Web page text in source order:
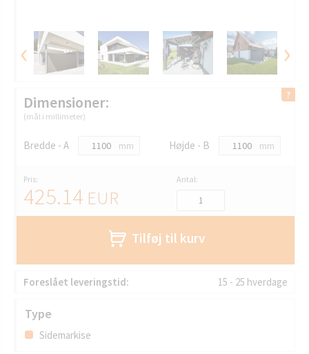
‹ ›
Dimensioner:
(mål i millimeter)
Bredde - A mm Højde - B mm
Pris:
425.14 EUR
Antal:
Tilføj til kurv
Foreslået leveringstid: 15 - 25 hverdage
Type
Sidemarkise